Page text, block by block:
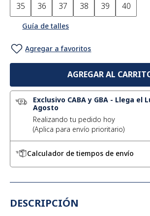
35 36 37 38 39 40
Guía de talles
AGREGAR AL
Exclusivo CABA y GBA - Llega el
Agosto
Realizando tu pedido hoy
Calculador de tiempos de envío
DESCRIPCIÓN